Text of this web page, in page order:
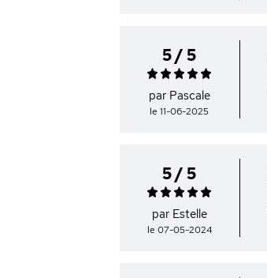
5 / 5
par Pascale
le 11-06-2025
5 / 5
par Estelle
le 07-05-2024